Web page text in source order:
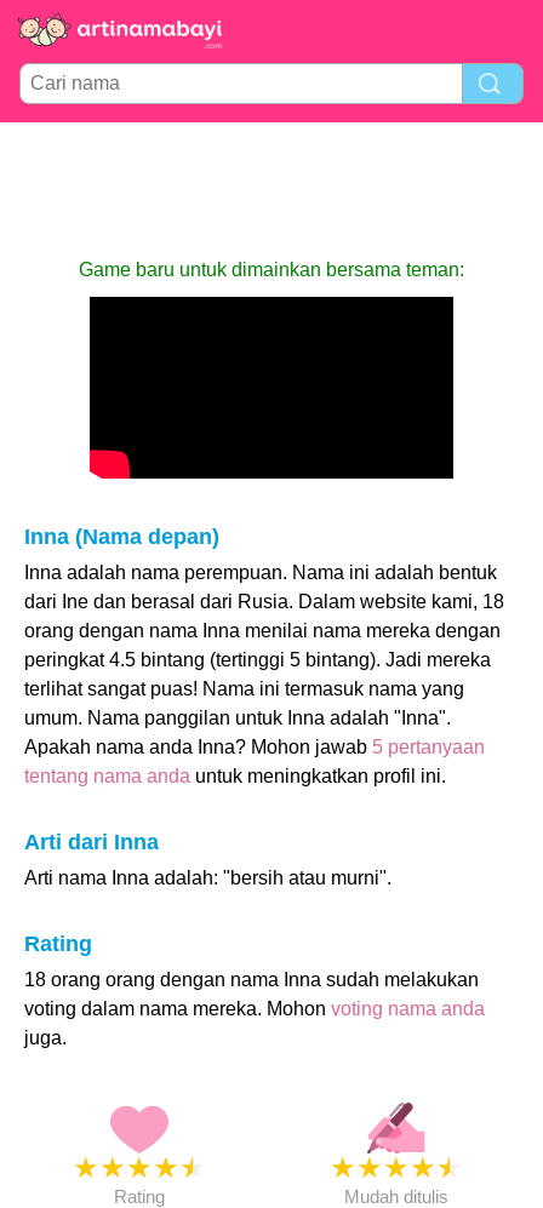
Game baru untuk dimainkan bersama teman:
Inna (Nama depan)
Inna adalah nama perempuan. Nama ini adalah bentuk
dari Ine dan berasal dari Rusia. Dalam website kami, 18
orang dengan nama Inna menilai nama mereka dengan
peringkat 4.5 bintang (tertinggi 5 bintang). Jadi mereka
terlihat sangat puas! Nama ini termasuk nama yang
umum. Nama panggilan untuk Inna adalah "Inna".
Apakah nama anda Inna? Mohon jawab 5 pertanyaan
tentang nama anda untuk meningkatkan profil ini.
Arti dari Inna
Arti nama Inna adalah: "bersih atau murni".
Rating
18 orang orang dengan nama Inna sudah melakukan
voting dalam nama mereka. Mohon voting nama anda
juga.
★★★★★
Rating
★★★★★
Mudah ditulis